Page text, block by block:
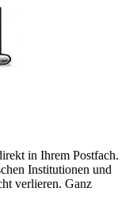
in Ihrem Postfach.
Institutionen und
verlieren. Ganz